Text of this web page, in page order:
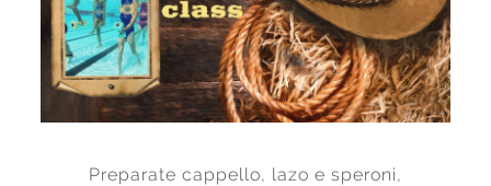
Preparate cappello, lazo e speroni,